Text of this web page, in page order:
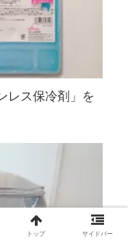
レス保冷剤」を
トップ サイドバー